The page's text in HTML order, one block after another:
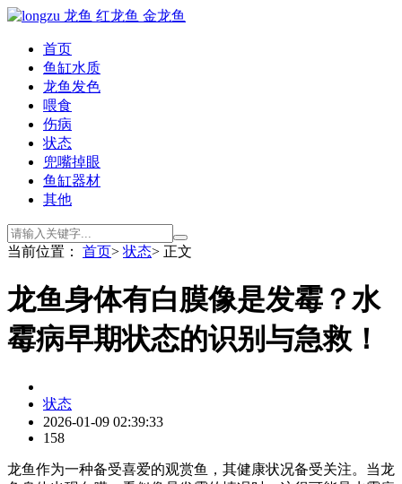
首页
鱼缸水质
龙鱼发色
喂食
伤病
状态
兜嘴掉眼
鱼缸器材
其他
当前位置： 首页> 状态> 正文
龙鱼身体有白膜像是发霉？水
霉病早期状态的识别与急救！
状态
2026-01-09 02:39:33
158
龙鱼作为一种备受喜爱的观赏鱼，其健康状况备受关注。当龙